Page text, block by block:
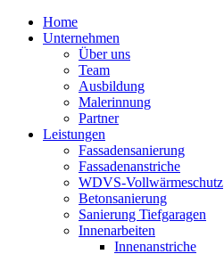
Home
Unternehmen
Über uns
Team
Ausbildung
Malerinnung
Partner
Leistungen
Fassadensanierung
Fassadenanstriche
WDVS-Vollwärmeschutz
Betonsanierung
Sanierung Tiefgaragen
Innenarbeiten
Innenanstriche